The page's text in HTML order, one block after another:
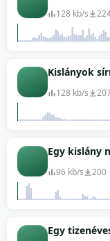
128 kb/s
Kislányok
128 kb/s
Egy kislány
96 kb/s 200
Egy